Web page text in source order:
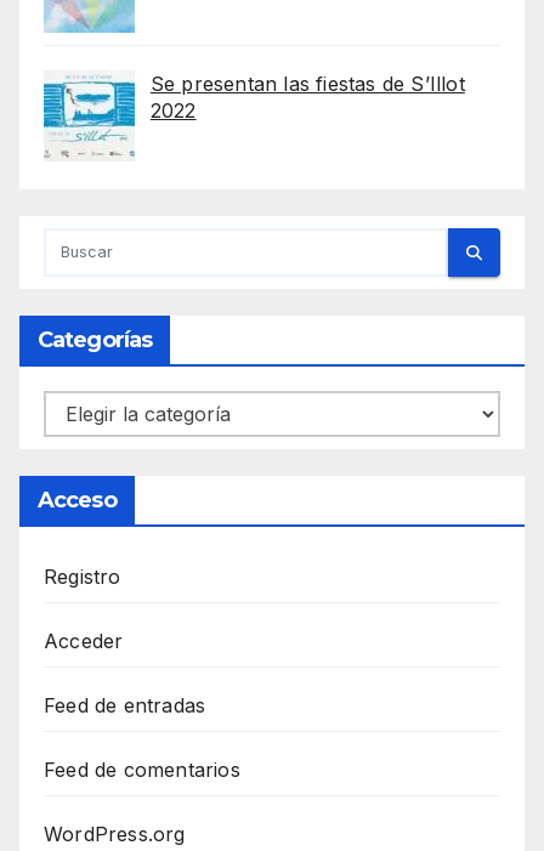
Se presentan las fiestas de S’Illot
2022
Categorías
Categorías
Acceso
Registro
Acceder
Feed de entradas
Feed de comentarios
WordPress.org